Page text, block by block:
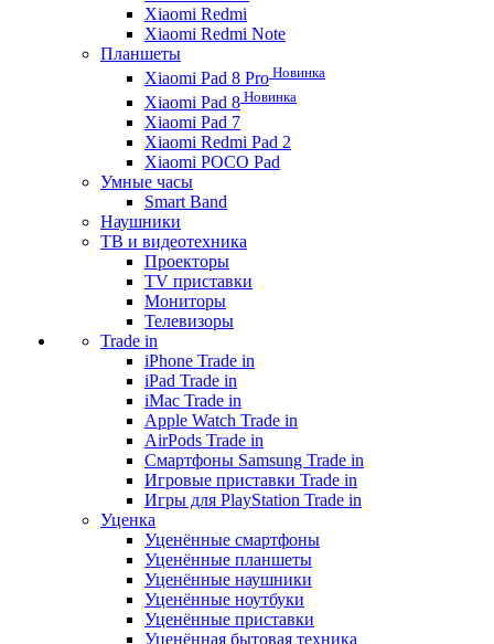
Xiaomi Redmi
Xiaomi Redmi Note
Планшеты
Xiaomi Pad 8 Pro Новинка
Xiaomi Pad 8 Новинка
Xiaomi Pad 7
Xiaomi Redmi Pad 2
Xiaomi POCO Pad
Умные часы
Smart Band
Наушники
ТВ и видеотехника
Проекторы
TV приставки
Мониторы
Телевизоры
Trade in
iPhone Trade in
iPad Trade in
iMac Trade in
Apple Watch Trade in
AirPods Trade in
Смартфоны Samsung Trade in
Игровые приставки Trade in
Игры для PlayStation Trade in
Уценка
Уценённые смартфоны
Уценённые планшеты
Уценённые наушники
Уценённые ноутбуки
Уценённые приставки
Уценённая бытовая техника